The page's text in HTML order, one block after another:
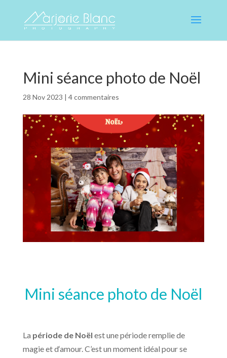
Mini séance photo de Noël
28 Nov 2023 | 4 commentaires
Mini séance photo de Noël
La période de Noël est une période remplie de
magie et d‘amour. C’est un moment idéal pour se